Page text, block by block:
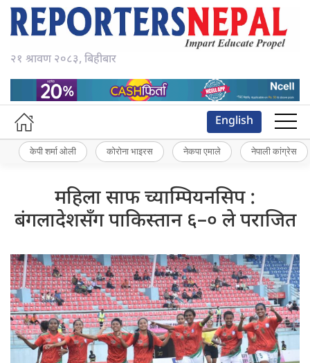
२१ श्रावण २०८३, बिहीबार
English
केपी शर्मा ओली कोरोना भाइरस नेकपा एमाले नेपाली कांग्रेस
महिला साफ च्याम्पियनसिप :
बंगलादेशसँग पाकिस्तान ६–० ले पराजित